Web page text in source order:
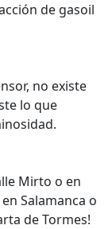
de gasoil
no existe
lo que
Mirto o en
Salamanca o
de Tormes!